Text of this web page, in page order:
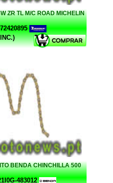
ZR TL M/C ROAD MICHELIN
BENDA CHINCHILLA 500
483012